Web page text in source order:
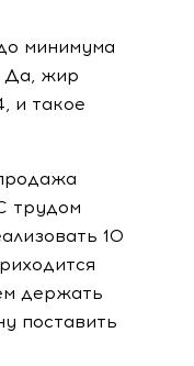
минимума
Да, жир
и такое
трудом
10
держать
поставить